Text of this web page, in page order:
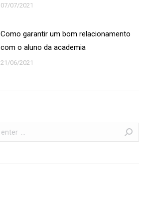
07/07/2021
Como garantir um bom relacionamento
com o aluno da academia
21/06/2021